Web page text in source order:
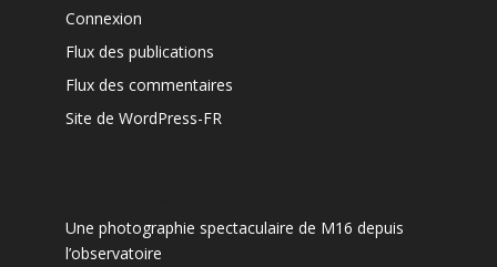
Connexion
Flux des publications
Flux des commentaires
Site de WordPress-FR
Une photographie spectaculaire de M16 depuis
l’observatoire